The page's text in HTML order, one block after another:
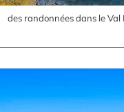
des randonnées dans le Val